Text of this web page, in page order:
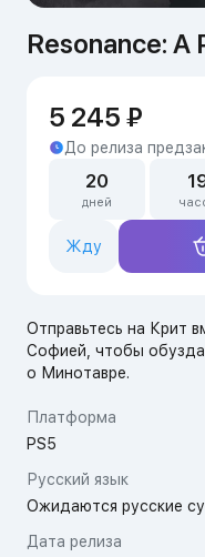
Resonance: A
Отправьтесь на Крит
Софией, чтобы
о Минотавре.
Платформа
PS5
Русский язык
Ожидаются русские
Дата релиза
5 245 ₽
До релиза
20
дней
Жду